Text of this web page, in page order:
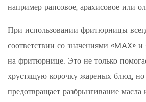
например рапсовое, арахисовое или
При использовании фритюрницы
соответствии со значениями «MAX»
на фритюрнице. Это не только
хрустящую корочку жареных блюд,
предотвращает разбрызгивание